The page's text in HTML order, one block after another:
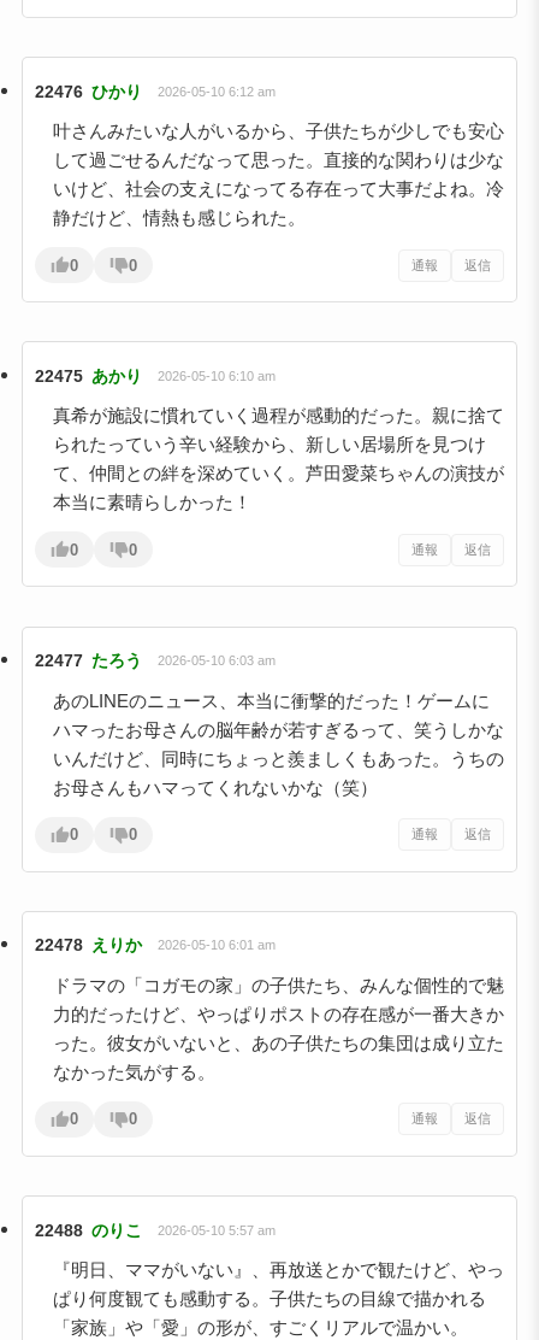
22476 ひかり 2026-05-10 6:12 am
叶さんみたいな人がいるから、子供たちが少しでも安心
して過ごせるんだなって思った。直接的な関わりは少な
いけど、社会の支えになってる存在って大事だよね。冷
静だけど、情熱も感じられた。
0 0 通報 返信
22475 あかり 2026-05-10 6:10 am
真希が施設に慣れていく過程が感動的だった。親に捨て
られたっていう辛い経験から、新しい居場所を見つけ
て、仲間との絆を深めていく。芦田愛菜ちゃんの演技が
本当に素晴らしかった！
0 0 通報 返信
22477 たろう 2026-05-10 6:03 am
あのLINEのニュース、本当に衝撃的だった！ゲームに
ハマったお母さんの脳年齢が若すぎるって、笑うしかな
いんだけど、同時にちょっと羨ましくもあった。うちの
お母さんもハマってくれないかな（笑）
0 0 通報 返信
22478 えりか 2026-05-10 6:01 am
ドラマの「コガモの家」の子供たち、みんな個性的で魅
力的だったけど、やっぱりポストの存在感が一番大きか
った。彼女がいないと、あの子供たちの集団は成り立た
なかった気がする。
0 0 通報 返信
22488 のりこ 2026-05-10 5:57 am
『明日、ママがいない』、再放送とかで観たけど、やっ
ぱり何度観ても感動する。子供たちの目線で描かれる
「家族」や「愛」の形が、すごくリアルで温かい。